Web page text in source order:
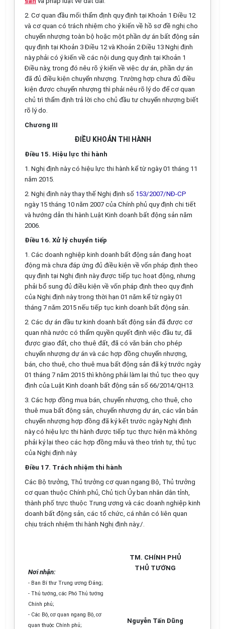
2. Cơ quan đầu mối thẩm định quy định tại Khoản 1 Điều 12
và cơ quan có trách nhiệm cho ý kiến về hồ sơ đề nghị cho
chuyển nhượng toàn bộ hoặc một phần dự án bất động sản
quy định tại Khoản 3 Điều 12 và Khoản 2 Điều 13 Nghị định
này phải có ý kiến về các nội dung quy định tại Khoản 1
Điều này, trong đó nêu rõ ý kiến về việc dự án, phần dự án
đã đủ điều kiện chuyển nhượng. Trường hợp chưa đủ điều
kiện được chuyển nhượng thì phải nêu rõ lý do để cơ quan
chủ trì thẩm định trả lời cho chủ đầu tư chuyển nhượng biết
rõ lý do.
Chương III
ĐIỀU KHOẢN THI HÀNH
Điều 15. Hiệu lực thi hành
1. Nghị định này có hiệu lực thi hành kể từ ngày 01 tháng 11
năm 2015.
2. Nghị định này thay thế Nghị định số 153/2007/NĐ-CP
ngày 15 tháng 10 năm 2007 của Chính phủ quy định chi tiết
và hướng dẫn thi hành Luật Kinh doanh bất động sản năm
2006.
Điều 16. Xử lý chuyển tiếp
1. Các doanh nghiệp kinh doanh bất động sản đang hoạt
động mà chưa đáp ứng đủ điều kiện về vốn pháp định theo
quy định tại Nghị định này được tiếp tục hoạt động, nhưng
phải bổ sung đủ điều kiện về vốn pháp định theo quy định
của Nghị định này trong thời hạn 01 năm kể từ ngày 01
tháng 7 năm 2015 nếu tiếp tục kinh doanh bất động sản.
2. Các dự án đầu tư kinh doanh bất động sản đã được cơ
quan nhà nước có thẩm quyền quyết định việc đầu tư, đã
được giao đất, cho thuê đất, đã có văn bản cho phép
chuyển nhượng dự án và các hợp đồng chuyển nhượng,
bán, cho thuê, cho thuê mua bất động sản đã ký trước ngày
01 tháng 7 năm 2015 thì không phải làm lại thủ tục theo quy
định của Luật Kinh doanh bất động sản số 66/2014/QH13.
3. Các hợp đồng mua bán, chuyển nhượng, cho thuê, cho
thuê mua bất động sản, chuyển nhượng dự án, các văn bản
chuyển nhượng hợp đồng đã ký kết trước ngày Nghị định
này có hiệu lực thi hành được tiếp tục thực hiện mà không
phải ký lại theo các hợp đồng mẫu và theo trình tự, thủ tục
của Nghị định này.
Điều 17. Trách nhiệm thi hành
Các Bộ trưởng, Thủ trưởng cơ quan ngang Bộ, Thủ trưởng
cơ quan thuộc Chính phủ, Chủ tịch Ủy ban nhân dân tỉnh,
thành phố trực thuộc Trung ương và các doanh nghiệp kinh
doanh bất động sản, các tổ chức, cá nhân có liên quan
chịu trách nhiệm thi hành Nghị định này./.
Nơi nhận:
- Ban Bí thư Trung ương Đảng;
- Thủ tướng, các Phó Thủ tướng
Chính phủ;
- Các Bộ, cơ quan ngang Bộ, cơ
quan thuộc Chính phủ;
TM. CHÍNH PHỦ
THỦ TƯỚNG
Nguyễn Tấn Dũng